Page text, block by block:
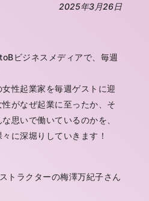
2025年3月26日
ビジネスメディアで、毎週
性起業家を毎週ゲストに迎
がなぜ起業に至ったか、そ
思いで働いているのかを、
に深堀りしていきます！
トラクターの梅澤万紀子さん